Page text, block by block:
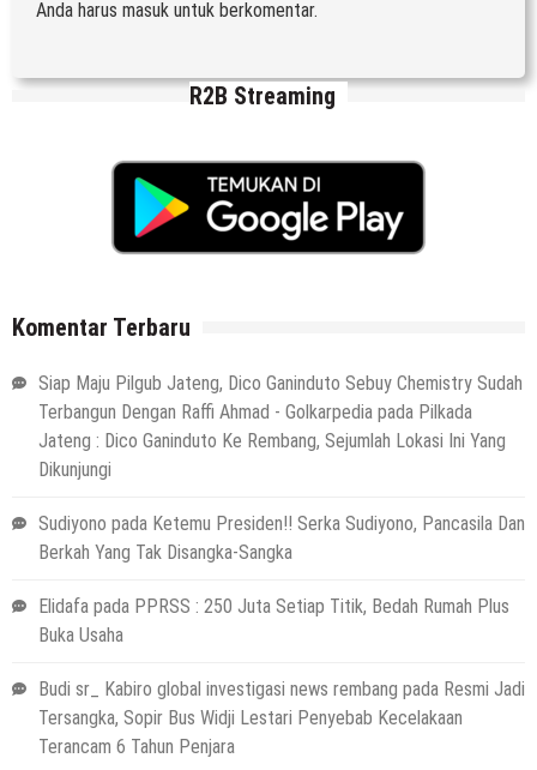
Anda harus masuk untuk berkomentar.
R2B Streaming
Komentar Terbaru
Siap Maju Pilgub Jateng, Dico Ganinduto Sebuy Chemistry Sudah
Terbangun Dengan Raffi Ahmad - Golkarpedia pada Pilkada
Jateng : Dico Ganinduto Ke Rembang, Sejumlah Lokasi Ini Yang
Dikunjungi
Sudiyono pada Ketemu Presiden!! Serka Sudiyono, Pancasila Dan
Berkah Yang Tak Disangka-Sangka
Elidafa pada PPRSS : 250 Juta Setiap Titik, Bedah Rumah Plus
Buka Usaha
Budi sr_ Kabiro global investigasi news rembang pada Resmi Jadi
Tersangka, Sopir Bus Widji Lestari Penyebab Kecelakaan
Terancam 6 Tahun Penjara